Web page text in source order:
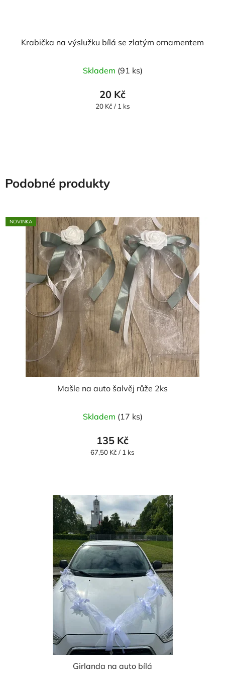
Krabička na výslužku bílá se zlatým ornamentem
Skladem (91 ks)
20 Kč
Měrná
20 Kč / 1 ks
Podobné produkty
NOVINKA
Mašle na auto šalvěj růže 2ks
Skladem (17 ks)
135 Kč
Měrná
67,50 Kč / 1 ks
Girlanda na auto bílá